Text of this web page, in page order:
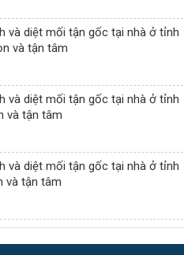
và diệt mối tận gốc tại nhà ở tỉnh
và tận tâm
và diệt mối tận gốc tại nhà ở tỉnh
và tận tâm
và diệt mối tận gốc tại nhà ở tỉnh
và tận tâm